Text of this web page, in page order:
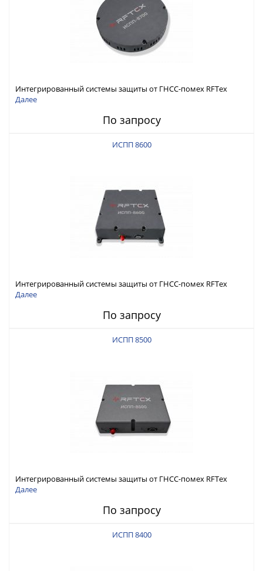
Интегрированный системы защиты от ГНСС-помех RFТех
ИСПП 8700
Далее
По запросу
ИСПП 8600
Интегрированный системы защиты от ГНСС-помех RFТех
ИСПП 8600
Далее
По запросу
ИСПП 8500
Интегрированный системы защиты от ГНСС-помех RFТех
ИСПП 8500
Далее
По запросу
ИСПП 8400